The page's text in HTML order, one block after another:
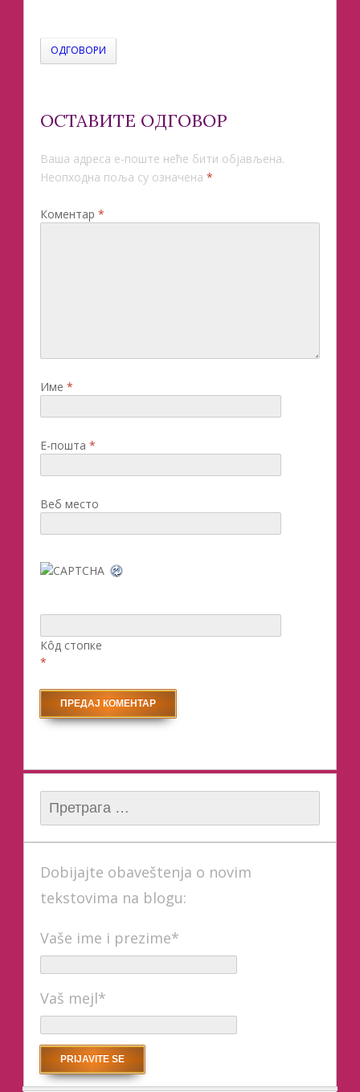
ОДГОВОРИ
ОСТАВИТЕ ОДГОВОР
Ваша адреса е-поште неће бити објављена.
Неопходна поља су означена *
Коментар *
Име *
Е-пошта *
Веб место
Кôд стопке
*
Претрага за:
Dobijajte obaveštenja o novim
tekstovima na blogu:
Vaše ime i prezime*
Vaš mejl*